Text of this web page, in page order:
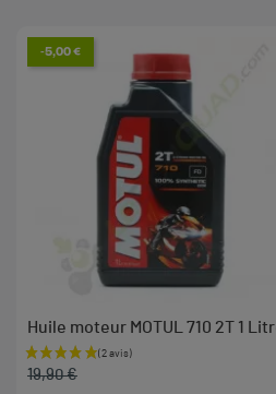
-5,00 €
Huile moteur MOTUL 710 2T 1
Prix de base
19,90 €
Prix